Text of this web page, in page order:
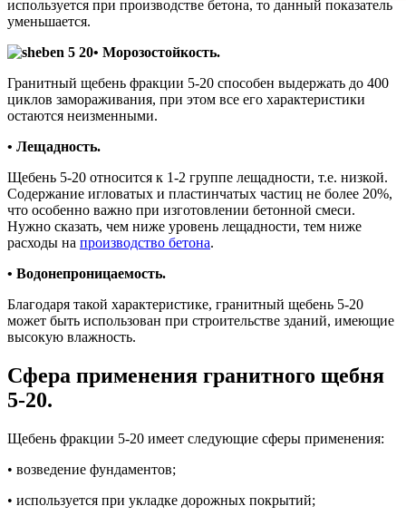
используется при производстве бетона, то данный показатель
уменьшается.
• Морозостойкость.
Гранитный щебень фракции 5-20 способен выдержать до 400
циклов замораживания, при этом все его характеристики
остаются неизменными.
• Лещадность.
Щебень 5-20 относится к 1-2 группе лещадности, т.е. низкой.
Содержание игловатых и пластинчатых частиц не более 20%,
что особенно важно при изготовлении бетонной смеси.
Нужно сказать, чем ниже уровень лещадности, тем ниже
расходы на производство бетона.
• Водонепроницаемость.
Благодаря такой характеристике, гранитный щебень 5-20
может быть использован при строительстве зданий, имеющие
высокую влажность.
Сфера применения гранитного щебня
5-20.
Щебень фракции 5-20 имеет следующие сферы применения:
• возведение фундаментов;
• используется при укладке дорожных покрытий;